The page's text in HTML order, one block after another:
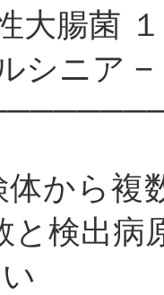
腸菌 １
ニア −
と検出病